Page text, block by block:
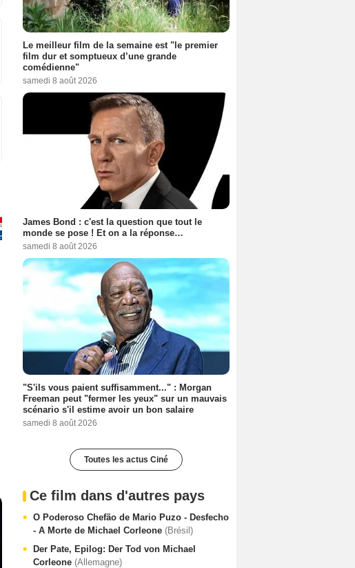
Le meilleur film de la semaine est "le premier
film dur et somptueux d’une grande
comédienne"
samedi 8 août 2026
James Bond : c'est la question que tout le
monde se pose ! Et on a la réponse…
samedi 8 août 2026
"S'ils vous paient suffisamment..." : Morgan
Freeman peut "fermer les yeux" sur un mauvais
scénario s'il estime avoir un bon salaire
samedi 8 août 2026
Toutes les actus Ciné
Ce film dans d'autres pays
O Poderoso Chefão de Mario Puzo - Desfecho
- A Morte de Michael Corleone (Brésil)
Der Pate, Epilog: Der Tod von Michael
Corleone (Allemagne)